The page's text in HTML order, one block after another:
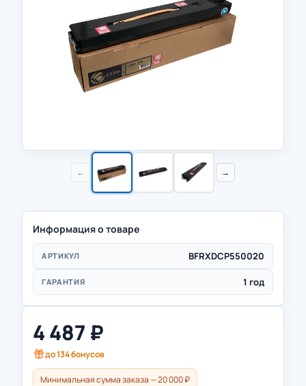
← →
Информация о товаре
АРТИКУЛ BFRXDCP550020
ГАРАНТИЯ 1 год
4 487 ₽
до134бонусов
Минимальная сумма заказа — 20 000 ₽